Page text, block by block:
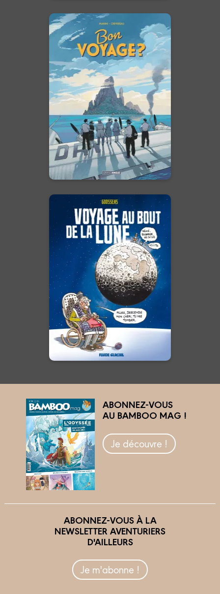
Bon voyage ? -
histoire complète
Date de parution :
02/05/2024
Un luxueux hydravion qui
disparaît, des passagers
cabossés par la vie, un
mystérieux questionnaire, une
île inconnue au milieu de
l’océan…
En voir +
Voyage au bout
de la lune
Date de parution :
02/07/2020
Dans un futur proche, le monde
a sombré dans le chaos et la
perversion. Partout, la guerre et
la violence font rage et
l'humanité court à sa perte.
En voir +
ABONNEZ-VOUS
AU BAMBOO MAG !
Je découvre !
ABONNEZ-VOUS À LA
NEWSLETTER AVENTURIERS
D'AILLEURS
Je m'abonne !